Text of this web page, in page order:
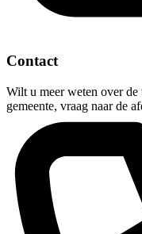
Contact
Wilt u meer weten over
gemeente, vraag naar de